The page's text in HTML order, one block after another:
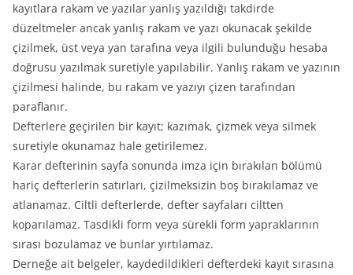
kayıtlara rakam ve yazılar yanlış yazıldığı takdirde
düzeltmeler ancak yanlış rakam ve yazı okunacak şekilde
çizilmek, üst veya yan tarafına veya ilgili bulunduğu hesaba
doğrusu yazılmak suretiyle yapılabilir. Yanlış rakam ve yazının
çizilmesi halinde, bu rakam ve yazıyı çizen tarafından
paraflanır.
Defterlere geçirilen bir kayıt; kazımak, çizmek veya silmek
suretiyle okunamaz hale getirilemez.
Karar defterinin sayfa sonunda imza için bırakılan bölümü
hariç defterlerin satırları, çizilmeksizin boş bırakılamaz ve
atlanamaz. Ciltli defterlerde, defter sayfaları ciltten
koparılamaz. Tasdikli form veya sürekli form yapraklarının
sırası bozulamaz ve bunlar yırtılamaz.
Derneğe ait belgeler, kaydedildikleri defterdeki kayıt sırasına